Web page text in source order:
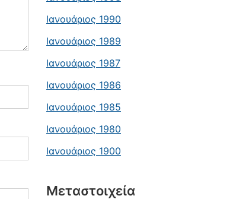
Ιανουάριος 1990
Ιανουάριος 1989
Ιανουάριος 1987
Ιανουάριος 1986
Ιανουάριος 1985
Ιανουάριος 1980
Ιανουάριος 1900
Μεταστοιχεία